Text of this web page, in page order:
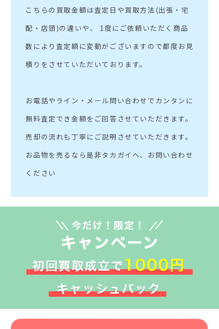
こちらの買取金額は査定日や買取方法(出張・宅
配・店頭)の違いや、 1度にご依頼いただく商品
数により査定額に変動がございますので都度お見
積りをさせていただいております。
お電話やライン・メール問い合わせでカンタンに
無料査定でき金額をご回答させていただきます。
売却の流れも丁寧にご説明させていただきます。
お品物を売るなら是非タカガイへ、お問い合わせ
ください